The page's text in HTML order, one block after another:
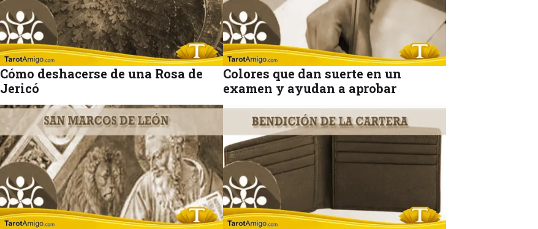
Cómo deshacerse de una Rosa de
Jericó
Colores que dan suerte en un
examen y ayudan a aprobar